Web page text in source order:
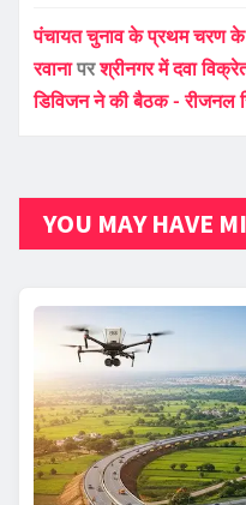
पंचायत चुनाव के प्रथम चरण के
रवानापरश्रीनगर में दवा
डिविजन ने की बैठक - रीजनल
YOU MAY HAVE